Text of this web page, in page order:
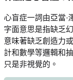
心盲症一詞由亞當·
字面意思是指缺乏
意味著缺乏創造力
計和數學等邏輯和
只是非視覺的。